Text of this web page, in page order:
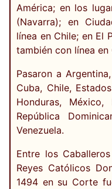
América; en los
(Navarra); en
línea en Chile; en El
también con línea en
Pasaron a
Cuba, Chile,
Honduras, México,
República
Venezuela.
Entre los
Reyes Católicos
1494 en su Corte